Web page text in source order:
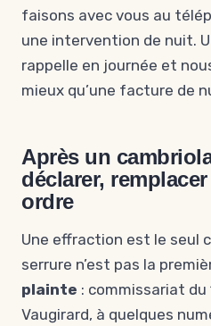
faisons avec vous au
une intervention de nuit.
rappelle en journée et
mieux qu’une facture de
Après un
déclarer,
ordre
Une effraction est le seul
serrure n’est pas la
plainte : commissariat du
Vaugirard, à quelques